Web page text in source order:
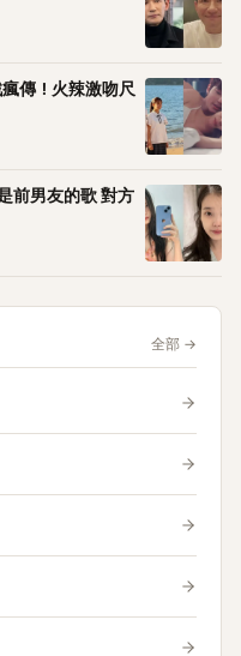
破百萬訂閱，近年內容深
瘋傳！火辣激吻尺
前男友的歌 對方
全部 →